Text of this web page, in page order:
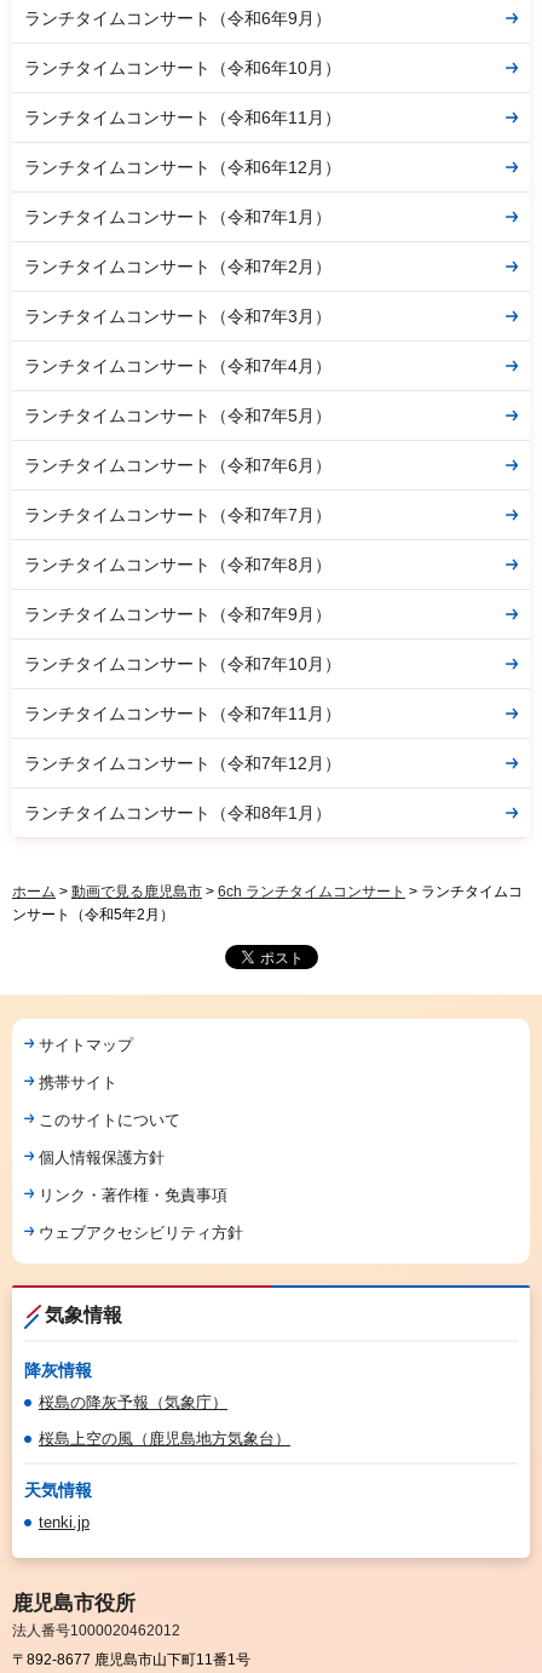
ランチタイムコンサート（令和6年9月）
ランチタイムコンサート（令和6年10月）
ランチタイムコンサート（令和6年11月）
ランチタイムコンサート（令和6年12月）
ランチタイムコンサート（令和7年1月）
ランチタイムコンサート（令和7年2月）
ランチタイムコンサート（令和7年3月）
ランチタイムコンサート（令和7年4月）
ランチタイムコンサート（令和7年5月）
ランチタイムコンサート（令和7年6月）
ランチタイムコンサート（令和7年7月）
ランチタイムコンサート（令和7年8月）
ランチタイムコンサート（令和7年9月）
ランチタイムコンサート（令和7年10月）
ランチタイムコンサート（令和7年11月）
ランチタイムコンサート（令和7年12月）
ランチタイムコンサート（令和8年1月）
ホーム > 動画で見る鹿児島市 > 6ch ランチタイムコンサート > ランチタイムコ
ンサート（令和5年2月）
サイトマップ
携帯サイト
このサイトについて
個人情報保護方針
リンク・著作権・免責事項
ウェブアクセシビリティ方針
気象情報
降灰情報
桜島の降灰予報（気象庁）
桜島上空の風（鹿児島地方気象台）
天気情報
tenki.jp
鹿児島市役所
法人番号1000020462012
〒892-8677 鹿児島市山下町11番1号